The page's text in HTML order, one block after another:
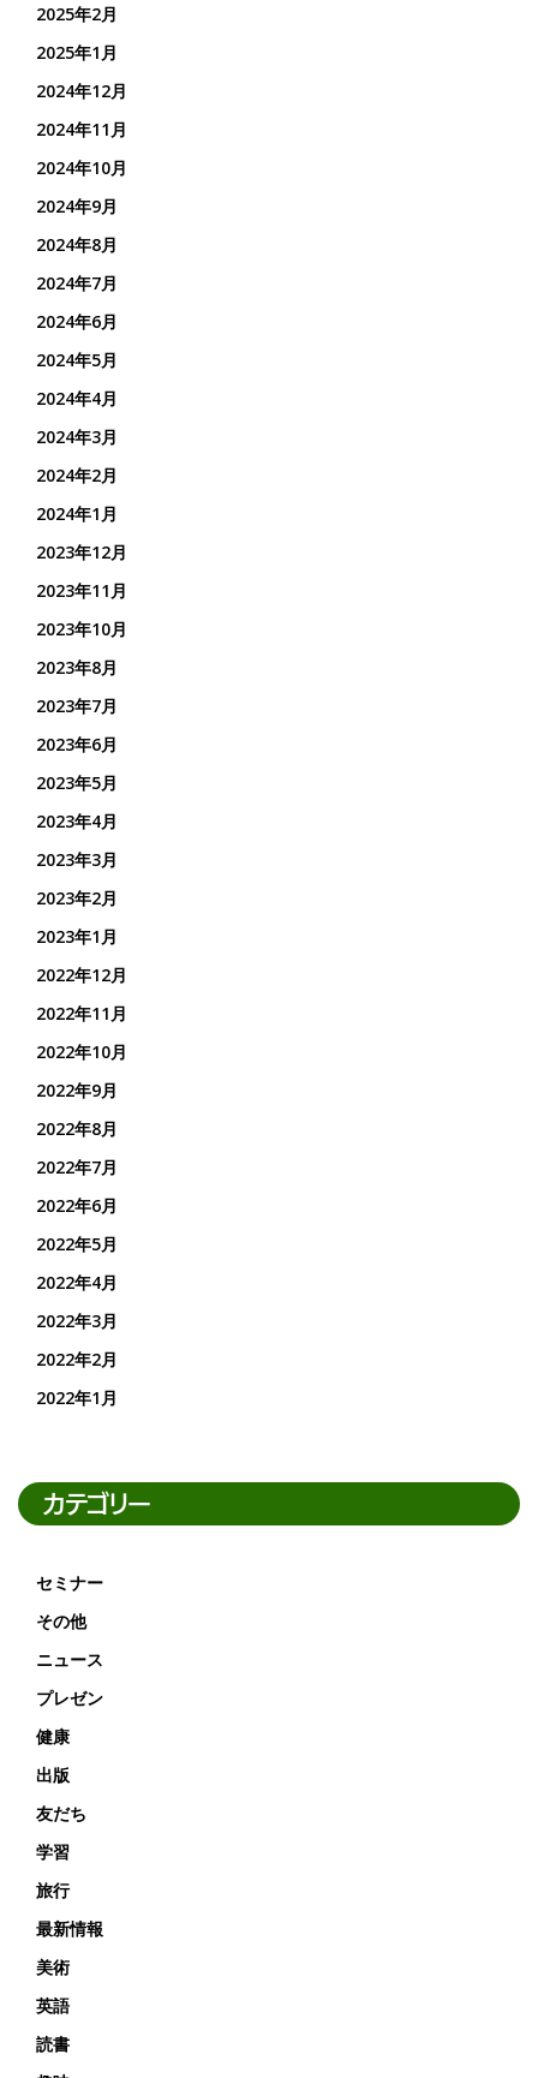
2025年2月
2025年1月
2024年12月
2024年11月
2024年10月
2024年9月
2024年8月
2024年7月
2024年6月
2024年5月
2024年4月
2024年3月
2024年2月
2024年1月
2023年12月
2023年11月
2023年10月
2023年8月
2023年7月
2023年6月
2023年5月
2023年4月
2023年3月
2023年2月
2023年1月
2022年12月
2022年11月
2022年10月
2022年9月
2022年8月
2022年7月
2022年6月
2022年5月
2022年4月
2022年3月
2022年2月
2022年1月
カテゴリー
セミナー
その他
ニュース
プレゼン
健康
出版
友だち
学習
旅行
最新情報
美術
英語
読書